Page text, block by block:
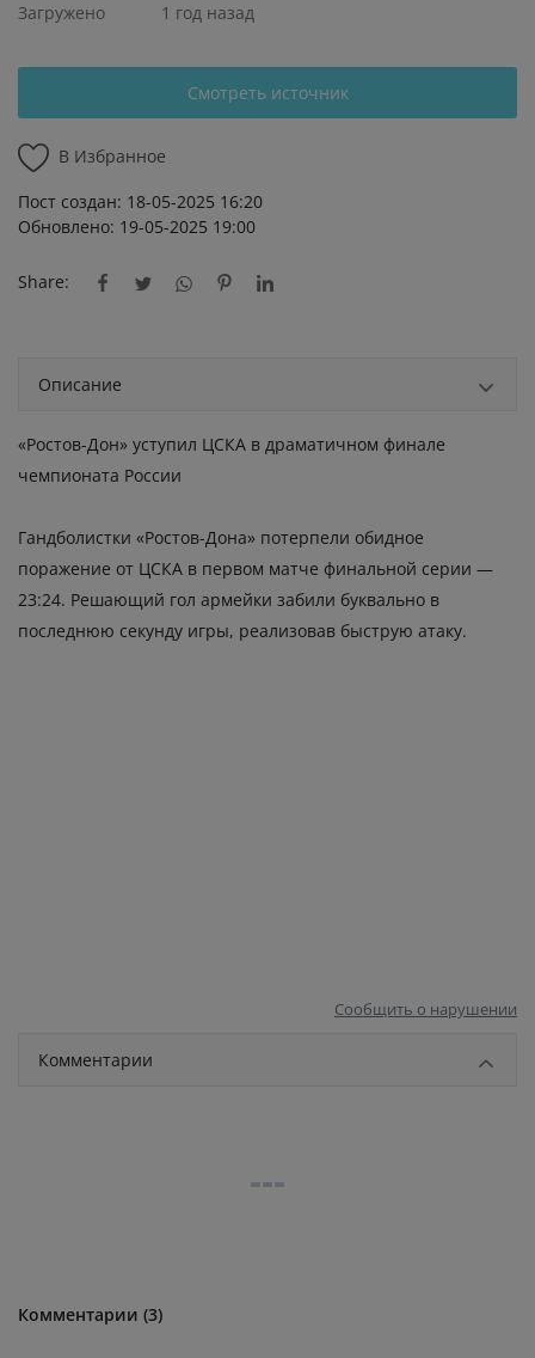
Загружено 1 год назад
Смотреть источник
В Избранное
Пост создан: 18-05-2025 16:20
Обновлено: 19-05-2025 19:00
Share:
Описание
«Ростов-Дон» уступил ЦСКА в драматичном финале
чемпионата России
Гандболистки «Ростов-Дона» потерпели обидное
поражение от ЦСКА в первом матче финальной серии —
23:24. Решающий гол армейки забили буквально в
последнюю секунду игры, реализовав быструю атаку.
Сообщить о нарушении
Комментарии
Комментарии (3)